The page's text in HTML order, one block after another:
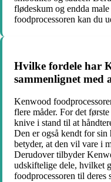
flødeskum og endda
foodprocessoren kan du
Hvilke fordele har
sammenlignet med
Kenwood
flere måder. For det
knive i stand til at
Den er også kendt for
betyder, at den vil vare i
Derudover tilbyder
udskiftelige dele, hvilket
foodprocessoren til deres